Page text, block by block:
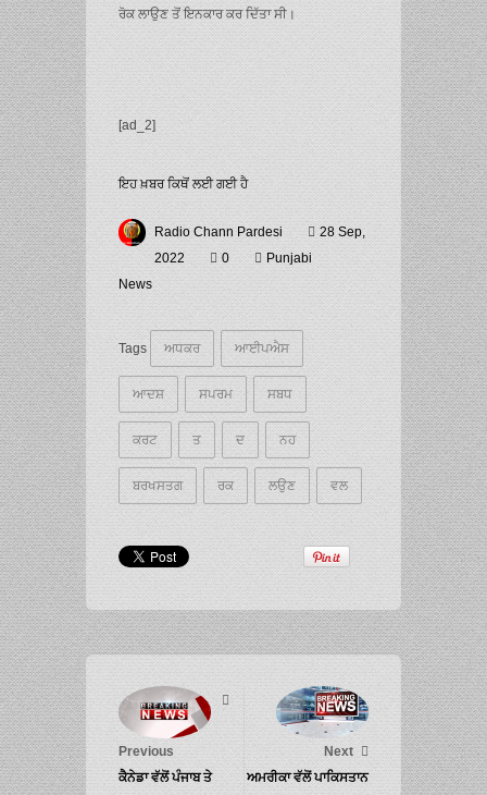
ਰੋਕ ਲਾਉਣ ਤੋਂ ਇਨਕਾਰ ਕਰ ਦਿੱਤਾ ਸੀ।
[ad_2]
ਇਹ ਖ਼ਬਰ ਕਿਥੋਂ ਲਈ ਗਈ ਹੈ
Radio Chann Pardesi
28 Sep,
2022
0
Punjabi
News
Tags ਅਧਕਰ ਆਈਪਐਸ
ਆਦਸ਼ ਸਪਰਮ ਸਬਧ
ਕਰਟ ਤ ਦ ਨਹ
ਬਰਖਸਤਗ ਰਕ ਲਉਣ ਵਲ
Previous
ਕੈਨੇਡਾ ਵੱਲੋਂ ਪੰਜਾਬ ਤੇ
Next
ਅਮਰੀਕਾ ਵੱਲੋਂ ਪਾਕਿਸਤਾਨ